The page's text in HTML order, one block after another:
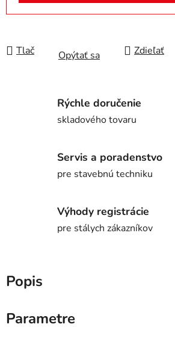
Tlač Opýtať sa Zdieľať
Rýchle doručenie
skladového tovaru
Servis a poradenstvo
pre stavebnú techniku
Výhody registrácie
pre stálych zákazníkov
Popis
Parametre